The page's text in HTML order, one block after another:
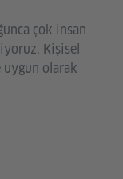
çok insan
Kişisel
olarak